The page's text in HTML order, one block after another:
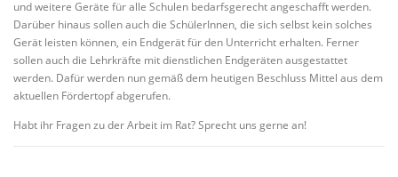
und weitere Geräte für alle Schulen bedarfsgerecht angeschafft werden.
Darüber hinaus sollen auch die SchülerInnen, die sich selbst kein solches
Gerät leisten können, ein Endgerät für den Unterricht erhalten. Ferner
sollen auch die Lehrkräfte mit dienstlichen Endgeräten ausgestattet
werden. Dafür werden nun gemäß dem heutigen Beschluss Mittel aus dem
aktuellen Fördertopf abgerufen.
Habt ihr Fragen zu der Arbeit im Rat? Sprecht uns gerne an!